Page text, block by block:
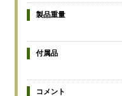
製品重量
付属品
コメント